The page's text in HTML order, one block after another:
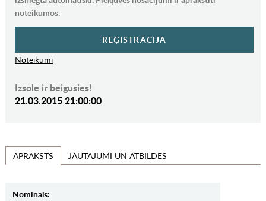
noteikumos.
REĢISTRĀCIJA
Noteikumi
Izsole ir beigusies!
21.03.2015 21:00:00
APRAKSTS JAUTĀJUMI UN ATBILDES
Nomināls: